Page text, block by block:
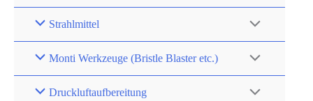
Strahlmittel
Monti Werkzeuge (Bristle Blaster etc.)
Druckluftaufbereitung